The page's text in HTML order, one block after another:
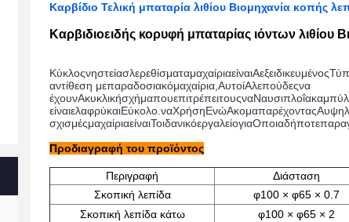
Καρβίδιο Τελική μπαταρία λιθίου Βιομηχανία κοπής
Καρβιδιοειδής κορυφή μπαταρίας ιόντων λιθίου
ΚύκλοςνηστείασλερεθίσματαμαχαίριαείναιΑεξειδικευμένος
αντίθεση μεπαραδοσιακόμαχαίρια ΑυτοίΑλεπούδεςνα
έχουνΑκυκλικήσχήμαπουεπιτρέπειτουςναΝαυσιπλοΐα
είναιελαφρύκαιΕύκολο. ναΧρήσηΕνώΑκομαπαρέχονταςΑ
σχισμέςμαχαίριαείναιΤοιδανικόεργαλείογιαΟποιαδήποτε
Προδιαγραφή του προϊόντος
Περιγραφή Διάσταση
Σκοπική λεπίδα
φ100 × φ65 × 0.7
Σκοπική λεπίδα κάτω
φ100 × φ65 × 2